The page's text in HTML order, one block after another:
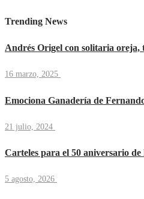
Trending News
Andrés Origel con solitaria oreja,
16 marzo, 2025
Emociona Ganadería de
21 julio, 2024
Carteles para el 50 aniversario
5 agosto, 2026